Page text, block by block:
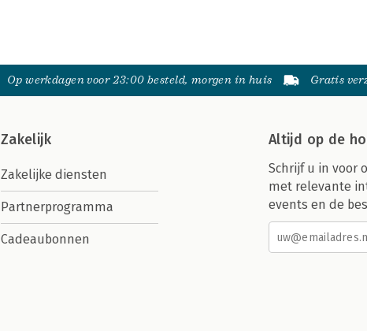
Op werkdagen voor 23:00 besteld, morgen in huis Gratis
Zakelijk
Zakelijke diensten
Partnerprogramma
Cadeaubonnen
Altijd op de
Schrijf u in voor
met relevante
events en de